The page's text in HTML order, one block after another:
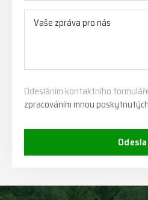
Odesláním kontaktního
zpracováním mnou